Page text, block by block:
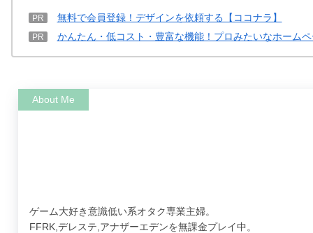
PR 無料で会員登録！デザインを依頼する【ココナラ】
PR かんたん・低コスト・豊富な機能！プロみたいなホーム
ゲーム大好き意識低い系オタク専業主婦。
FFRK,デレステ,アナザーエデンを無課金プレイ中。